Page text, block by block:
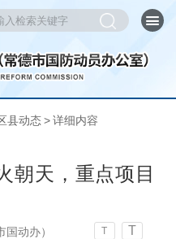
县动态 > 详细内容
朝天，重点项目
动办） T T